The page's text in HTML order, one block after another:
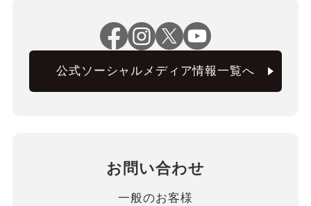
公式ソーシャルメディア情報一覧へ
お問い合わせ
一般のお客様